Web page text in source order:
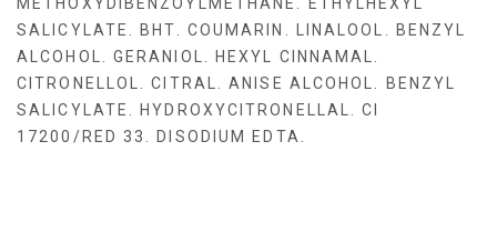
SALICYLATE. BHT. COUMARIN. LINALOOL. BENZYL
ALCOHOL. GERANIOL. HEXYL CINNAMAL.
CITRONELLOL. CITRAL. ANISE ALCOHOL. BENZYL
SALICYLATE. HYDROXYCITRONELLAL. CI
17200/RED 33. DISODIUM EDTA.